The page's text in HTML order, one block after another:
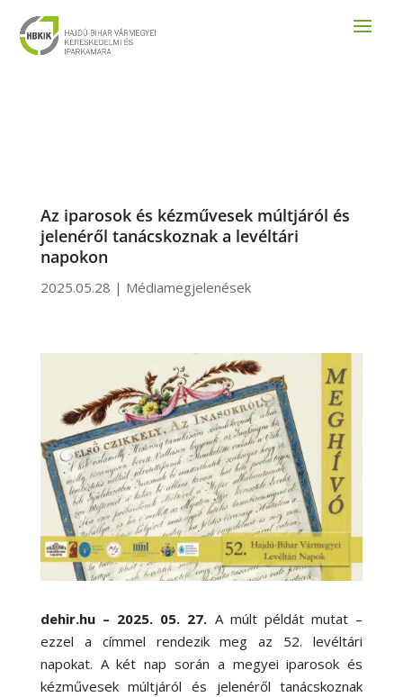
Az iparosok és kézművesek múltjáról és
jelenéről tanácskoznak a levéltári
napokon
2025.05.28 | Médiamegjelenések
dehir.hu – 2025. 05. 27. A múlt példát mutat –
ezzel a címmel rendezik meg az 52. levéltári
napokat. A két nap során a megyei iparosok és
kézművesek múltjáról és jelenéről tanácskoznak